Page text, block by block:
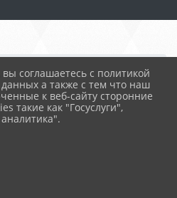
Новости
л...
ЛЕКЦИЯ НА ТЕМУ
КОРРУПЦИИ ДЛЯ
соглашаетесь с политикой
а также с тем что наш
к веб-сайту сторонние
такие как "Госуслуги",